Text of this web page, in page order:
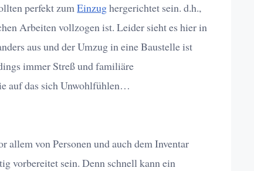
perfekt zumEinzughergerichtet sein. d.h.,
Arbeiten vollzogen ist. Leider sieht es hier in
aus und der Umzug in eine Baustelle ist
immer Streß und familiäre
auf das sich Unwohlfühlen…
allem von Personen und auch dem Inventar
vorbereitet sein. Denn schnell kann ein